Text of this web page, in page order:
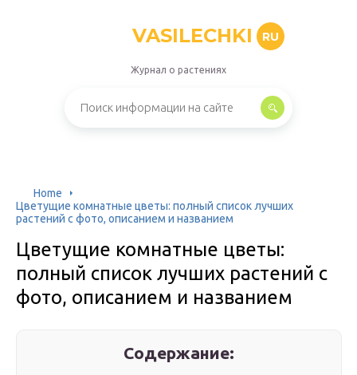
VASILECHKI RU
Журнал о растениях
Home
Цветущие комнатные цветы: полный список лучших
растений с фото, описанием и названием
Цветущие комнатные цветы:
полный список лучших растений с
фото, описанием и названием
Содержание: